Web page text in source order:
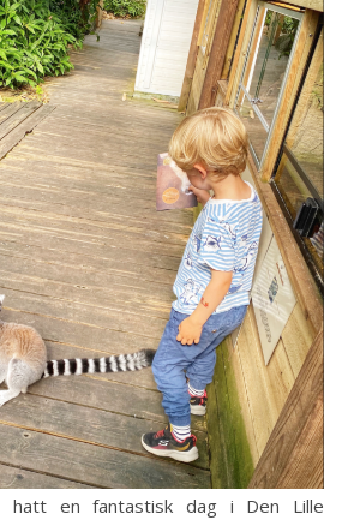
hatt en fantastisk dag i Den Lille